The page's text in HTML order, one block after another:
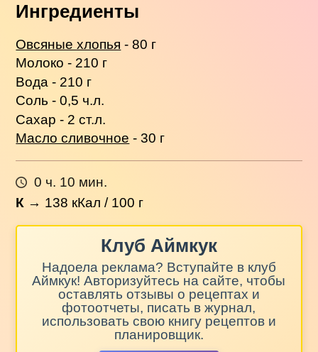
Ингредиенты
Овсяные хлопья - 80 г
Молоко - 210 г
Вода - 210 г
Соль - 0,5 ч.л.
Сахар - 2 ст.л.
Масло сливочное - 30 г
0 ч. 10 мин.
К → 138 кКал / 100 г
Клуб Аймкук
Надоела реклама? Вступайте в клуб
Аймкук! Авторизуйтесь на сайте, чтобы
оставлять отзывы о рецептах и
фотоотчеты, писать в журнал,
использовать свою книгу рецептов и
планировщик.